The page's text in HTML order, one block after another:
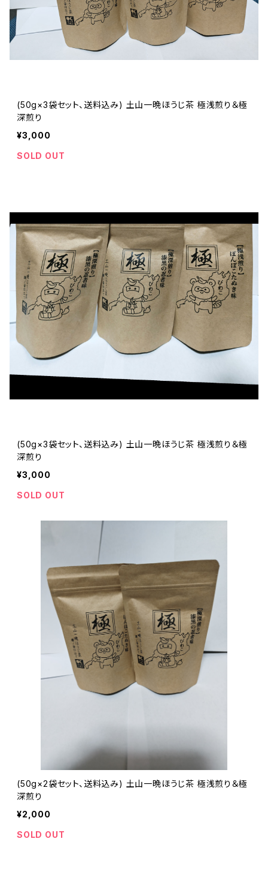
(50g×3袋セット、送料込み) 土山一晩ほうじ茶 極浅煎り＆極
深煎り
¥3,000
SOLD OUT
(50g×3袋セット、送料込み) 土山一晩ほうじ茶 極浅煎り＆極
深煎り
¥3,000
SOLD OUT
(50g×2袋セット、送料込み) 土山一晩ほうじ茶 極浅煎り＆極
深煎り
¥2,000
SOLD OUT